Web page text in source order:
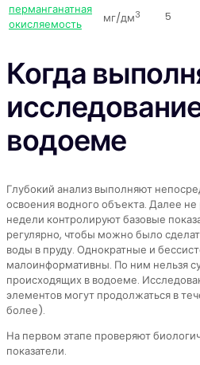
перманганатная
окисляемость
мг/дм3 5
Когда
водоеме
Глубокий анализ выполняют
освоения водного объекта. Далее
недели контролируют базовые
регулярно, чтобы можно было
воды в пруду. Однократные и
малоинформативны. По ним нельзя
происходящих в водоеме.
элементов могут продолжаться в
более).
На первом этапе проверяют
показатели.